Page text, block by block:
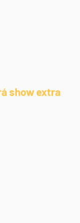
show extra